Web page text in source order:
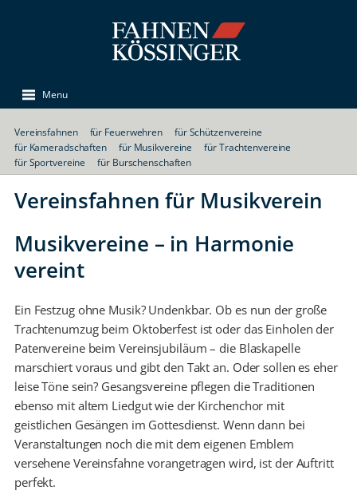
Menu
Vereinsfahnen für Feuerwehren
für Schützenvereine
für Kameradschaften
für Musikvereine
für Trachtenvereine
für Sportvereine
für Burschenschaften
Vereinsfahnen für Musikverein
Musikvereine – in Harmonie
vereint
Ein Festzug ohne Musik? Undenkbar. Ob es nun der große
Trachtenumzug beim Oktoberfest ist oder das Einholen der
Patenvereine beim Vereinsjubiläum – die Blaskapelle
marschiert voraus und gibt den Takt an. Oder sollen es eher
leise Töne sein? Gesangsvereine pflegen die Traditionen
ebenso mit altem Liedgut wie der Kirchenchor mit
geistlichen Gesängen im Gottesdienst. Wenn dann bei
Veranstaltungen noch die mit dem eigenen Emblem
versehene Vereinsfahne vorangetragen wird, ist der Auftritt
perfekt.